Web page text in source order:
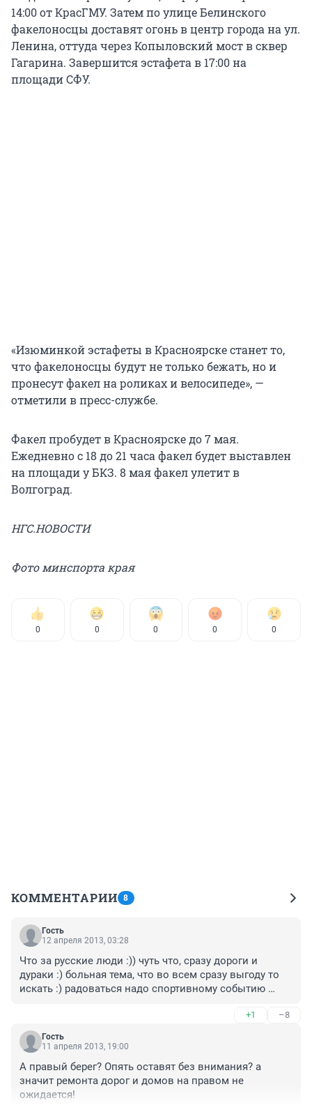
14:00 от КрасГМУ. Затем по улице Белинского
факелоносцы доставят огонь в центр города на ул.
Ленина, оттуда через Копыловский мост в сквер
Гагарина. Завершится эстафета в 17:00 на
площади СФУ.
«Изюминкой эстафеты в Красноярске станет то,
что факелоносцы будут не только бежать, но и
пронесут факел на роликах и велосипеде», —
отметили в пресс-службе.
Факел пробудет в Красноярске до 7 мая.
Ежедневно с 18 до 21 часа факел будет выставлен
на площади у БКЗ. 8 мая факел улетит в
Волгоград.
НГС.НОВОСТИ
Фото минспорта края
0 0 0 0 0
КОММЕНТАРИИ 8
Гость
12 апреля 2013, 03:28
Что за русские люди :)) чуть что, сразу дороги и
дураки :) больная тема, что во всем сразу выгоду то
искать :) радоваться надо спортивному событию
+1 –8
Гость
11 апреля 2013, 19:00
А правый берег? Опять оставят без внимания? а
значит ремонта дорог и домов на правом не
ожидается!